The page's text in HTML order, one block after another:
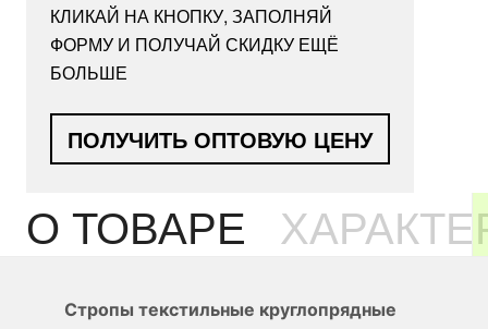
КЛИКАЙ НА КНОПКУ, ЗАПОЛНЯЙ
ФОРМУ И ПОЛУЧАЙ СКИДКУ ЕЩЁ
БОЛЬШЕ
ПОЛУЧИТЬ ОПТОВУЮ ЦЕНУ
О ТОВАРЕ
Стропы текстильные круглопрядные